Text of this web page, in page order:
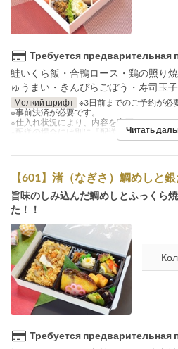
Требуется предварительная
鮭いくら飯・合鴨ロース・鶏の照り
ゅうまい・きんぴらごぼう・寿司玉子
Мелкий шрифт ※3日前までのご予約が必
※事前決済が必要です。
※仕入れ状況により、内容を変更させていた
※配送の場合には別に『配送料』を注文下さ
Читать
【601】渚（なぎさ）鯛めしと
旨味のしみ込んだ鯛めしとふっくら
た！！
Требуется предварительная